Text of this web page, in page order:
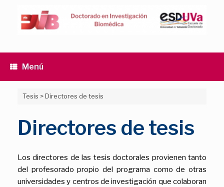
contenido
Menú
Tesis >Directores de tesis
Directores de tesis
Los directores de las tesis doctorales provienen tanto
del profesorado propio del programa como de otras
universidades y centros de investigación que colaboran